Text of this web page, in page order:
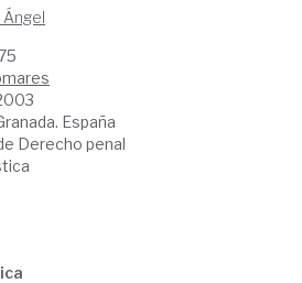
Ángel
España
Derecho penal